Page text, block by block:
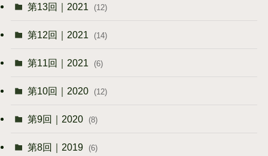
第13回｜2021 (12)
第12回｜2021 (14)
第11回｜2021 (6)
第10回｜2020 (12)
第9回｜2020 (8)
第8回｜2019 (6)